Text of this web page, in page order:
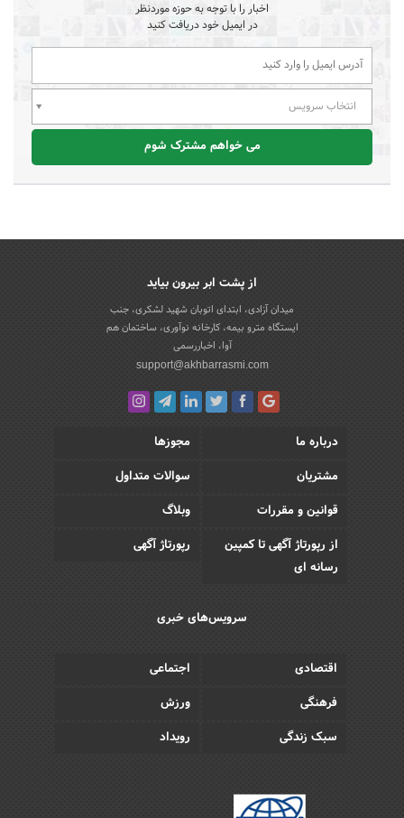
اخبار را با توجه به حوزه موردنظر
در ایمیل خود دریافت کنید
انتخاب سرویس
می خواهم مشترک شوم
از پشت ابر بیرون بیاید
میدان آزادی، ابتدای اتوبان شهید لشکری، جنب
ایستگاه مترو بیمه، کارخانه نوآوری، ساختمان هم
آوا، اخباررسمی
support@akhbarrasmi.com
درباره ما
مجوزها
مشتریان
سوالات متداول
قوانین و مقررات
وبلاگ
از رپورتاژ آگهی تا کمپین
رسانه ای
رپورتاژ آگهی
سرویس‌های خبری
اقتصادی
اجتماعی
فرهنگی
ورزش
سبک زندگی
رویداد